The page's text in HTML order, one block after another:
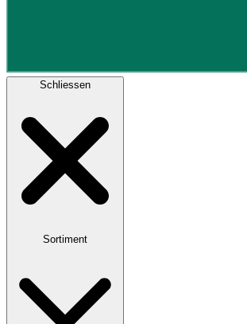
Schliessen
Sortiment